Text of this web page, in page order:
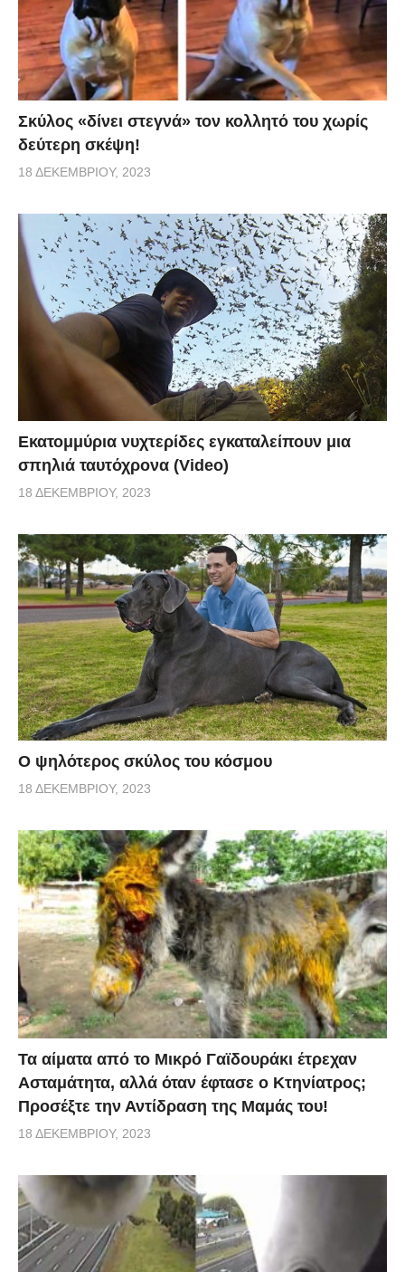
Σκύλος «δίνει στεγνά» τον κολλητό του χωρίς
δεύτερη σκέψη!
18 ΔΕΚΕΜΒΡΊΟΥ, 2023
Εκατομμύρια νυχτερίδες εγκαταλείπουν μια
σπηλιά ταυτόχρονα (Video)
18 ΔΕΚΕΜΒΡΊΟΥ, 2023
Ο ψηλότερος σκύλος του κόσμου
18 ΔΕΚΕΜΒΡΊΟΥ, 2023
Τα αίματα από το Μικρό Γαϊδουράκι έτρεχαν
Ασταμάτητα, αλλά όταν έφτασε ο Κτηνίατρος;
Προσέξτε την Αντίδραση της Μαμάς του!
18 ΔΕΚΕΜΒΡΊΟΥ, 2023